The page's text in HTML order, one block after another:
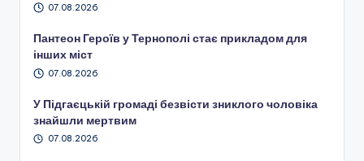
07.08.2026
Пантеон Героїв у Тернополі стає прикладом для
інших міст
07.08.2026
У Підгаєцькій громаді безвісти зниклого чоловіка
знайшли мертвим
07.08.2026